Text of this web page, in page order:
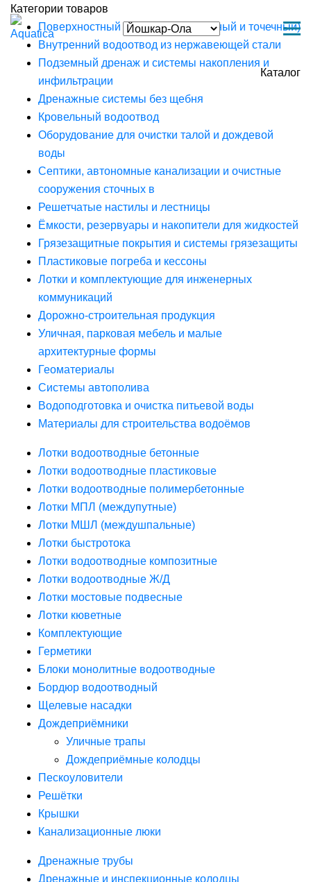
Каталог
Категории товаров
Поверхностный водоотвод (линейный и точечный)
Внутренний водоотвод из нержавеющей стали
Подземный дренаж и системы накопления и
инфильтрации
Дренажные системы без щебня
Кровельный водоотвод
Оборудование для очистки талой и дождевой
воды
Септики, автономные канализации и очистные
сооружения сточных в
Решетчатые настилы и лестницы
Ёмкости, резервуары и накопители для жидкостей
Грязезащитные покрытия и системы грязезащиты
Пластиковые погреба и кессоны
Лотки и комплектующие для инженерных
коммуникаций
Дорожно-строительная продукция
Уличная, парковая мебель и малые
архитектурные формы
Геоматериалы
Системы автополива
Водоподготовка и очистка питьевой воды
Материалы для строительства водоёмов
Лотки водоотводные бетонные
Лотки водоотводные пластиковые
Лотки водоотводные полимербетонные
Лотки МПЛ (междупутные)
Лотки МШЛ (междушпальные)
Лотки быстротока
Лотки водоотводные композитные
Лотки водоотводные Ж/Д
Лотки мостовые подвесные
Лотки кюветные
Комплектующие
Герметики
Блоки монолитные водоотводные
Бордюр водоотводный
Щелевые насадки
Дождеприёмники
Уличные трапы
Дождеприёмные колодцы
Пескоуловители
Решётки
Крышки
Канализационные люки
Дренажные трубы
Дренажные и инспекционные колодцы